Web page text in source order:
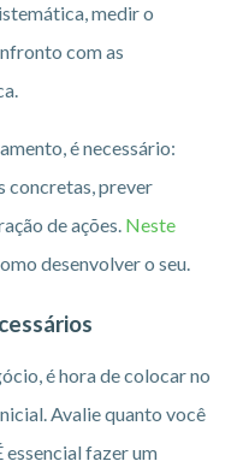
medir o
com as
é necessário:
concretas, prever
de ações. Neste
desenvolver o seu.
é hora de colocar no
Avalie quanto você
essencial fazer um